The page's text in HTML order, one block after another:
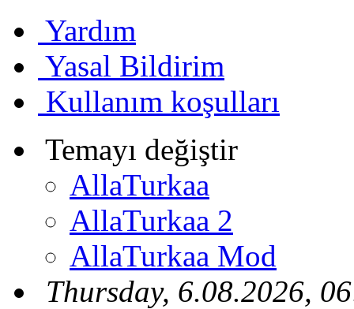
Yardım
Yasal Bildirim
Kullanım koşulları
Temayı değiştir
AllaTurkaa
AllaTurkaa 2
AllaTurkaa Mod
Thursday, 6.08.2026,